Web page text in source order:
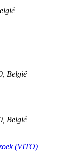
België
België
(VITO)